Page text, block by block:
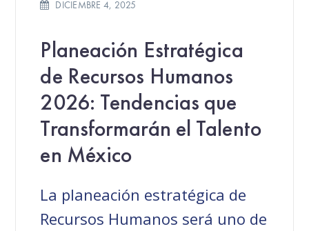
DICIEMBRE 4, 2025
Planeación Estratégica
de Recursos Humanos
2026: Tendencias que
Transformarán el Talento
en México
La planeación estratégica de
Recursos Humanos será uno de